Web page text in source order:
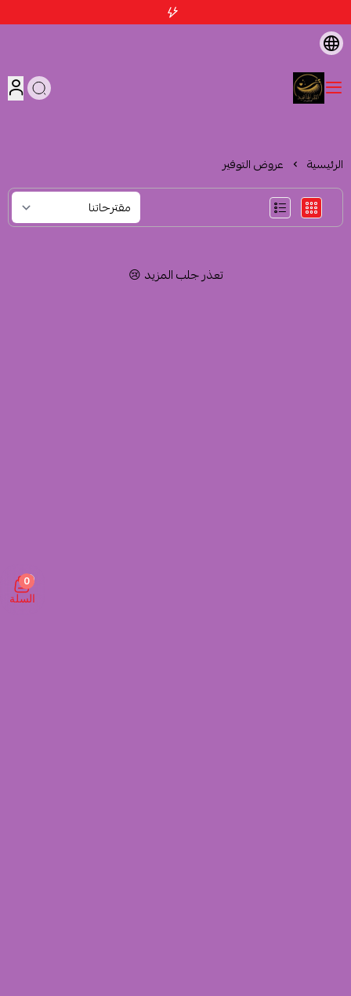
0
السلة
متجر اثمد الهاشمية
الرئيسية عروض التوفير
تعذر جلب المزيد 😢